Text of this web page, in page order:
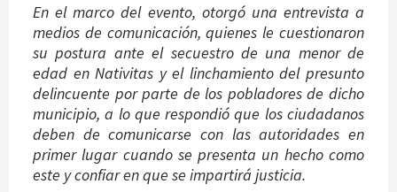
En el marco del evento, otorgó una entrevista a
medios de comunicación, quienes le cuestionaron
su postura ante el secuestro de una menor de
edad en Nativitas y el linchamiento del presunto
delincuente por parte de los pobladores de dicho
municipio, a lo que respondió que los ciudadanos
deben de comunicarse con las autoridades en
primer lugar cuando se presenta un hecho como
este y confiar en que se impartirá justicia.